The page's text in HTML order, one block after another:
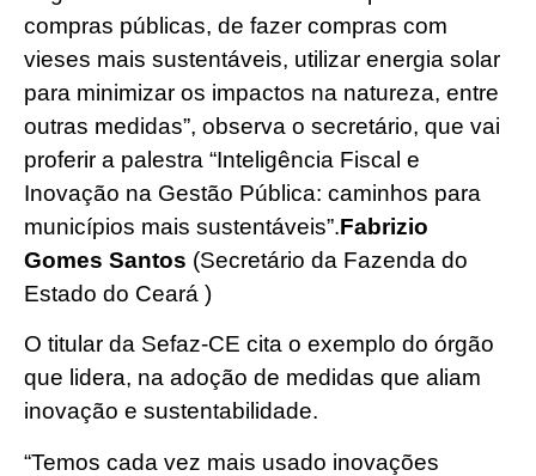
compras públicas, de fazer compras com
vieses mais sustentáveis, utilizar energia solar
para minimizar os impactos na natureza, entre
outras medidas”, observa o secretário, que vai
proferir a palestra “Inteligência Fiscal e
Inovação na Gestão Pública: caminhos para
municípios mais sustentáveis”.Fabrizio
Gomes Santos (Secretário da Fazenda do
Estado do Ceará )
O titular da Sefaz-CE cita o exemplo do órgão
que lidera, na adoção de medidas que aliam
inovação e sustentabilidade.
“Temos cada vez mais usado inovações